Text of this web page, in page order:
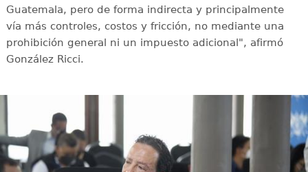
Guatemala, pero de forma indirecta y principalmente
vía más controles, costos y fricción, no mediante una
prohibición general ni un impuesto adicional", afirmó
González Ricci.